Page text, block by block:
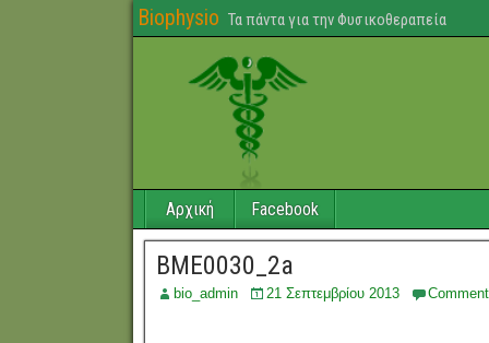
Biophysio Τα πάντα για την Φυσικοθεραπεία
Αρχική Facebook
BME0030_2a
bio_admin 21 Σεπτεμβρίου 2013